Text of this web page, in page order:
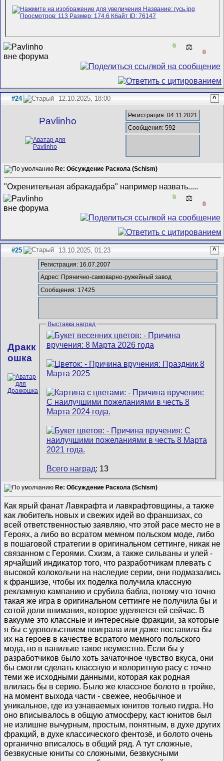
0 ⚖️
0
#24 12.10.2025, 18:00 ^
Pavlinho
Регистрация: 04.11.2021
Сообщения: 592
Re: Обсуждение Раскола (Schism)
"Охренительная абракадабра" например назвать.....
0 ⚖️
0
#25 13.10.2025, 01:23 ^
Дракк
ошка
Регистрация: 16.07.2007
Адрес: Прянично-самоварно-ружейный завод
Сообщения: 17425
Выставка наград
Всего наград: 13
Re: Обсуждение Раскола (Schism)
Как ярый фанат Лавкрафта и лавкрафтовщины, а также
как любитель новых и свежих идей во франшизах, со
всей ответственностью заявляю, что этой расе место не в
Героях, а либо во всратом мемном польском моде, либо
в пошаговой стратегии в оригинальном сеттинге, никак не
связанном с Героями. Схизм, а также сильваны и улей -
ярчайший индикатор того, что разработчикам плевать с
высокой колокольни на наследие серии, они подмазались
к франшизе, чтобы их поделка получила классную
рекламную кампанию и срубила бабла, потому что точно
такая же игра в оригинальном сеттинге не получила бы и
сотой доли внимания, которое уделяется ей сейчас. В
вакууме это классные и интересные фракции, за которые
я бы с удовольствием поиграла или даже поставила бы
их на героев в качестве всратого мемного польского
мода, но в ванильке такое неуместно. Если бы у
разработчиков было хоть зачаточное чувство вкуса, они
бы смогли сделать классную и колоритную расу с точно
теми же исходными данными, которая как родная
влилась бы в серию. Было же классное болото в тройке,
на момент выхода части - свежее, необычное и
уникальное, где из узнаваемых юнитов только гидра. Но
оно вписывалось в общую атмосферу, каст юнитов был
не излишне вычурным, простым, понятным, в духе других
фракций, в духе классического фентозё, и болото очень
органично вписалось в общий ряд. А тут сложные,
безвкусные юниты со сложными, безвкусными